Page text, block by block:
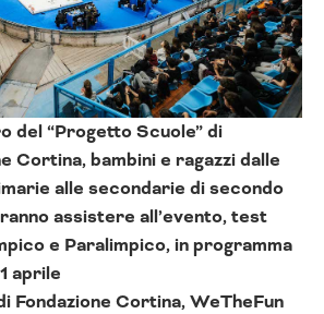
del “Progetto Scuole” di
Cortina, bambini e ragazzi dalle
alle secondarie di secondo
assistere all’evento, test
e Paralimpico, in programma
aprile
Fondazione Cortina, WeTheFun